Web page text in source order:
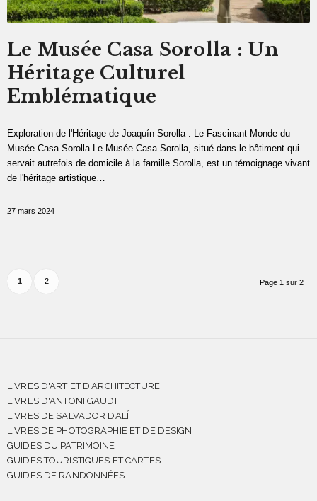
Le Musée Casa Sorolla : Un
Héritage Culturel
Emblématique
Exploration de l'Héritage de Joaquín Sorolla : Le Fascinant Monde du
Musée Casa Sorolla Le Musée Casa Sorolla, situé dans le bâtiment qui
servait autrefois de domicile à la famille Sorolla, est un témoignage vivant
de l'héritage artistique…
27 mars 2024
Page 1 sur 2
1 2
LIVRES D'ART ET D'ARCHITECTURE
LIVRES D'ANTONI GAUDI
LIVRES DE SALVADOR DALÍ
LIVRES DE PHOTOGRAPHIE ET DE DESIGN
GUIDES DU PATRIMOINE
GUIDES TOURISTIQUES ET CARTES
GUIDES DE RANDONNÉES